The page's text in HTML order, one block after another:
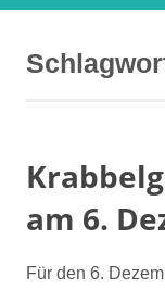
am 6.
Für den 6.